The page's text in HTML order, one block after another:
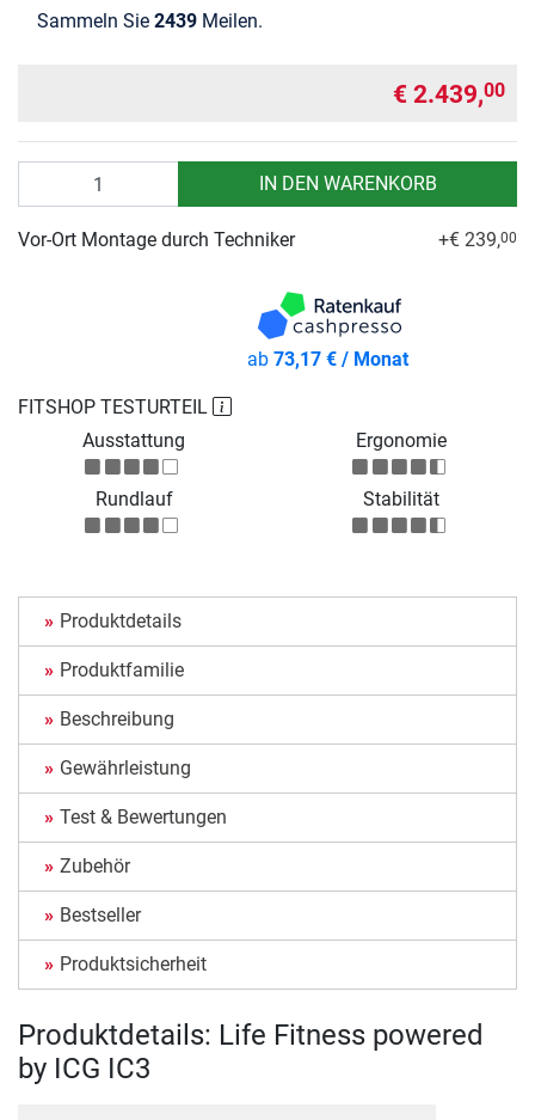
Sammeln Sie 2439 Meilen.
€ 2.439,00
IN DEN WARENKORB
FITSHOP TESTURTEIL
Ausstattung
Ergonomie
Rundlauf Stabilität
Vor-Ort Montage durch Techniker +€ 239,00
ab 73,17 € / Monat
Produktdetails
Produktfamilie
Beschreibung
Gewährleistung
Test & Bewertungen
Zubehör
Bestseller
Produktsicherheit
Produktdetails: Life Fitness powered
by ICG IC3